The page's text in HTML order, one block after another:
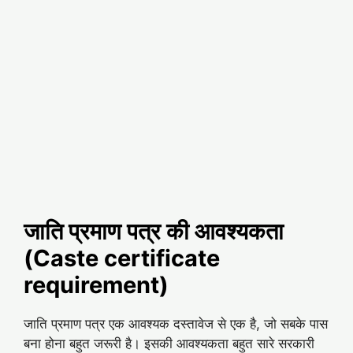
जाति प्रमाण पत्र की आवश्यकता
(Caste certificate
requirement)
जाति प्रमाण पत्र एक आवश्यक दस्तावेज से एक है, जो सबके पास
बना होना बहुत जरूरी है। इसकी आवश्यकता बहुत सारे सरकारी